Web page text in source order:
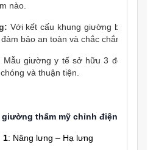
nào.
Với kết cấu khung giường bằng
bảo an toàn và chắc chắn suốt
Mẫu giường y tế sở hữu 3 động cơ
và thuận tiện.
thẩm mỹ chỉnh điện BT-816
1: Nâng lưng – Hạ lưng